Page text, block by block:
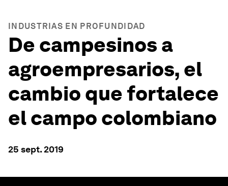
INDUSTRIAS EN PROFUNDIDAD
De campesinos a
agroempresarios, el
cambio que fortalece
el campo colombiano
25 sept. 2019